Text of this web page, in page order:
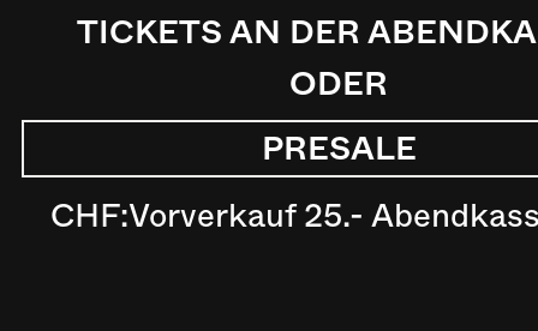
TICKETS AN DER
ODER
PRESALE
CHF:Vorverkauf 25.-